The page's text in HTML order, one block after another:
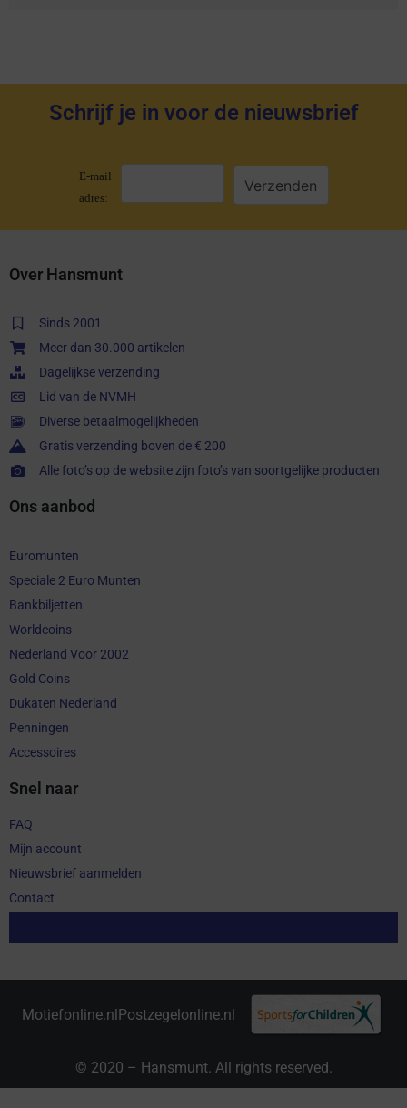
Schrijf je in voor de nieuwsbrief
E-mail
adres:
Over Hansmunt
Sinds 2001
Meer dan 30.000 artikelen
Dagelijkse verzending
Lid van de NVMH
Diverse betaalmogelijkheden
Gratis verzending boven de € 200
Alle foto’s op de website zijn foto’s van soortgelijke producten
Ons aanbod
Euromunten
Speciale 2 Euro Munten
Bankbiljetten
Worldcoins
Nederland Voor 2002
Gold Coins
Dukaten Nederland
Penningen
Accessoires
Snel naar
FAQ
Mijn account
Nieuwsbrief aanmelden
Contact
Motiefonline.nl Postzegelonline.nl
© 2020 – Hansmunt. All rights reserved.